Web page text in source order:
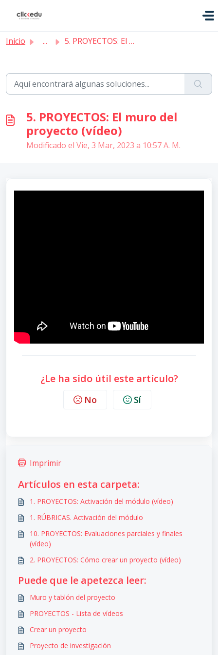
Inicio ... 5. PROYECTOS: El muro del proyecto (vídeo)
5. PROYECTOS: El muro del
proyecto (vídeo)
Modificado el Vie, 3 Mar, 2023 a 10:57 A. M.
¿Le ha sido útil este artículo?
No Sí
Imprimir
Artículos en esta carpeta:
1. PROYECTOS: Activación del módulo (vídeo)
1. RÚBRICAS. Activación del módulo
10. PROYECTOS: Evaluaciones parciales y finales
(vídeo)
2. PROYECTOS: Cómo crear un proyecto (vídeo)
Puede que le apetezca leer:
Muro y tablón del proyecto
PROYECTOS - Lista de vídeos
Crear un proyecto
Proyecto de investigación